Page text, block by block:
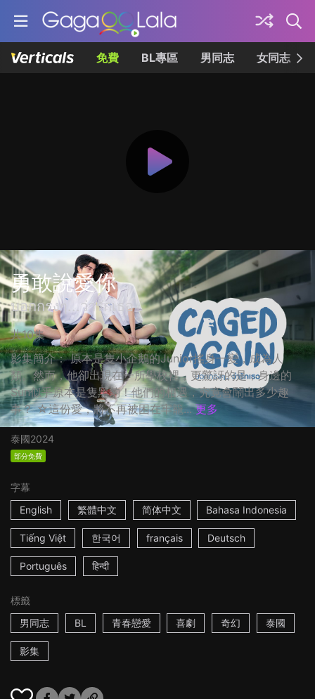
免費 BL專區 男同志 女同志
勇敢說愛你
บอกกรงๆ...ว่ารักเธอ
共10集
影集簡介： 原本是隻小企鵝的Junior搖身一變，成為人
類。然而，他卻出現在一所學校裡，更驚訝的是，身邊的
Sun似乎原本是隻黑豹！他們的相遇，究竟會鬧出多少趣
事？ ☆這份愛，將不再被困在牢籠... 更多
泰國2024
部分免費
字幕
English
繁體中文 简体中文 Bahasa Indonesia
Tiếng Việt 한국어 français Deutsch
Português हिन्दी
標籤
男同志
BL 青春戀愛 喜劇 奇幻 泰國
影集